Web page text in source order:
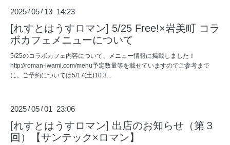
2025 /05 / 13 14:23
[れすとはうすロマン] 5/25 Free!×岩美町 コラ
ボカフェメニューについて
5/25のコラボカフェ内容について、メニュー情報に掲載しました！
http://roman-iwami.com/menu予定数量等を載せていますのでご参考まで
に。ご予約については5/17(土)10:3...
2025 /05 /01 23:06
[れすとはうすロマン] 出店のお知らせ（第３
回）【サンテック×ロマン】